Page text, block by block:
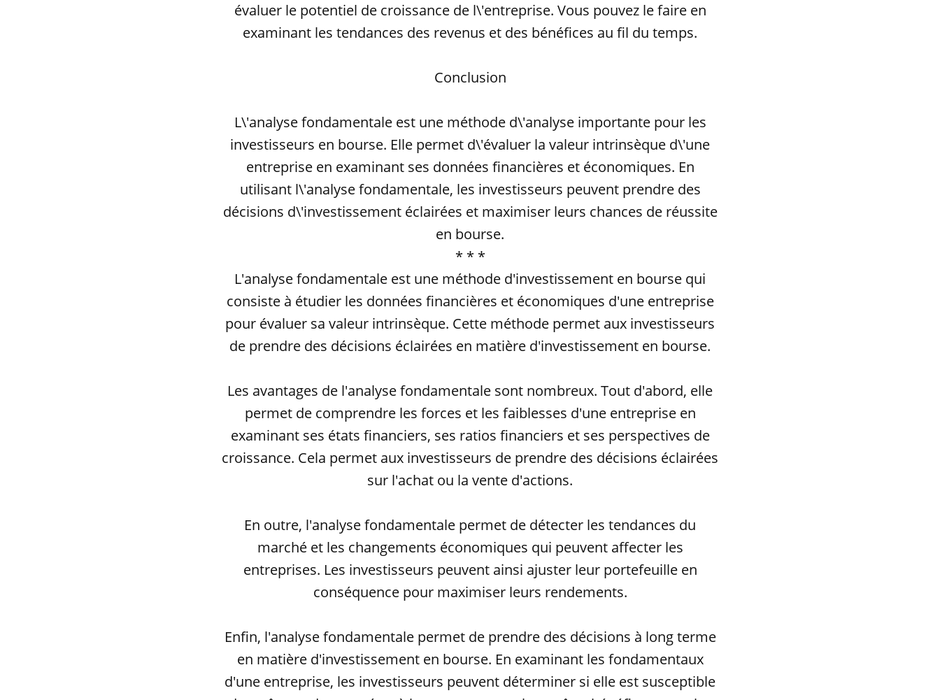
évaluer le potentiel de croissance de l\'entreprise. Vous pouvez le faire en
examinant les tendances des revenus et des bénéfices au fil du temps.
Conclusion
L\'analyse fondamentale est une méthode d\'analyse importante pour les
investisseurs en bourse. Elle permet d\'évaluer la valeur intrinsèque d\'une
entreprise en examinant ses données financières et économiques. En
utilisant l\'analyse fondamentale, les investisseurs peuvent prendre des
décisions d\'investissement éclairées et maximiser leurs chances de réussite
en bourse.
* * *
L'analyse fondamentale est une méthode d'investissement en bourse qui
consiste à étudier les données financières et économiques d'une entreprise
pour évaluer sa valeur intrinsèque. Cette méthode permet aux investisseurs
de prendre des décisions éclairées en matière d'investissement en bourse.
Les avantages de l'analyse fondamentale sont nombreux. Tout d'abord, elle
permet de comprendre les forces et les faiblesses d'une entreprise en
examinant ses états financiers, ses ratios financiers et ses perspectives de
croissance. Cela permet aux investisseurs de prendre des décisions éclairées
sur l'achat ou la vente d'actions.
En outre, l'analyse fondamentale permet de détecter les tendances du
marché et les changements économiques qui peuvent affecter les
entreprises. Les investisseurs peuvent ainsi ajuster leur portefeuille en
conséquence pour maximiser leurs rendements.
Enfin, l'analyse fondamentale permet de prendre des décisions à long terme
en matière d'investissement en bourse. En examinant les fondamentaux
d'une entreprise, les investisseurs peuvent déterminer si elle est susceptible